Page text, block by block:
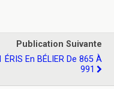
Publication Suivante
ÉRIS En BÉLIER De 865 À
991